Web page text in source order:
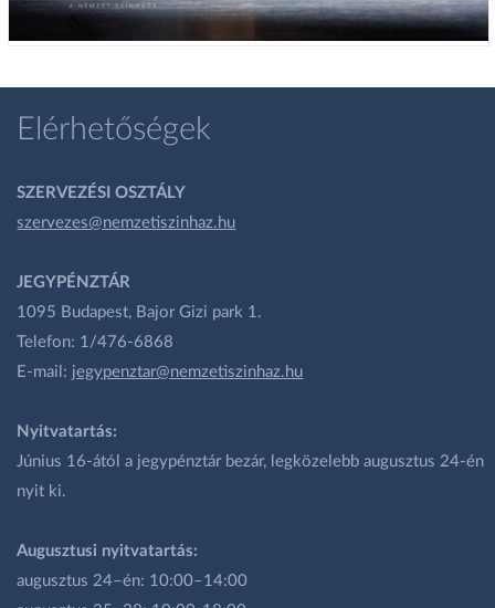
Elérhetőségek
SZERVEZÉSI OSZTÁLY
szervezes@nemzetiszinhaz.hu
JEGYPÉNZTÁR
1095 Budapest, Bajor Gizi park 1.
Telefon: 1/476-6868
E-mail: jegypenztar@nemzetiszinhaz.hu
Nyitvatartás:
Június 16-ától a jegypénztár bezár, legközelebb augusztus 24-én
nyit ki.
Augusztusi nyitvatartás:
augusztus 24–én: 10:00–14:00